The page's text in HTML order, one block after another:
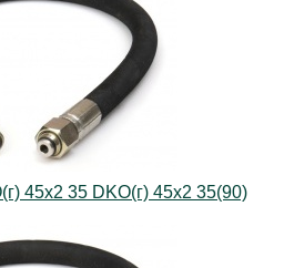
45х2 35 DKO(г) 45х2 35(90)